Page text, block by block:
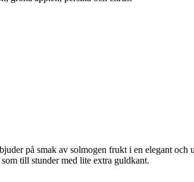
på smak av solmogen frukt i en elegant
till stunder med lite extra guldkant.